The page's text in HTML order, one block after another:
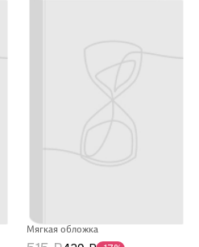
Мягкая обложка